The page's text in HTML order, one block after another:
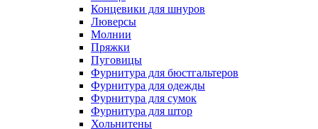
Концевики для шнуров
Люверсы
Молнии
Пряжки
Пуговицы
Фурнитура для бюстгальтеров
Фурнитура для одежды
Фурнитура для сумок
Фурнитура для штор
Хольнитены